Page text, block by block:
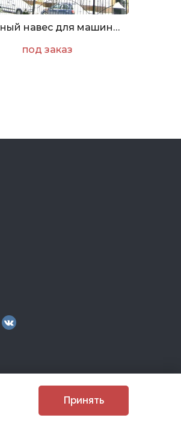
Кованый навес для машины
под заказ
Принять